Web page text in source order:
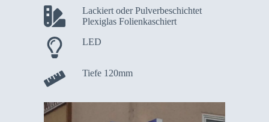
Lackiert oder Pulverbeschichtet
Plexiglas Folienkaschiert
LED
Tiefe 120mm